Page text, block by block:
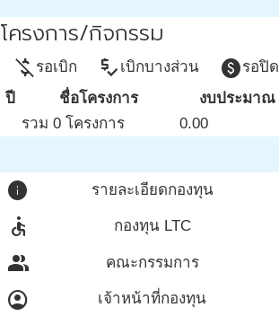
โครงการ/กิจกรรม
money_off รอเบิก price_check เบิกบางส่วน paidรอปิด
ปี
ชื่อโครงการ งบประมาณ
รวม 0 โครงการ
0.00
info รายละเอียดกองทุน
accessible
กองทุน LTC
group
คณะกรรมการ
account_circle
เจ้าหน้าที่กองทุน